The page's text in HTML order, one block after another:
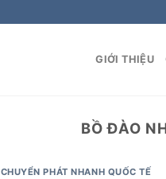
GIỚI THIỆU
BỒ ĐÀO
CHUYỂN PHÁT NHANH QUỐC TẾ